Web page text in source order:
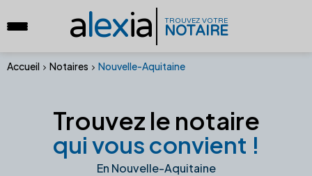
alexia TROUVEZ VOTRE
NOTAIRE
Accueil Notaires Nouvelle-Aquitaine
Trouvez le notaire
qui vous convient !
En Nouvelle-Aquitaine